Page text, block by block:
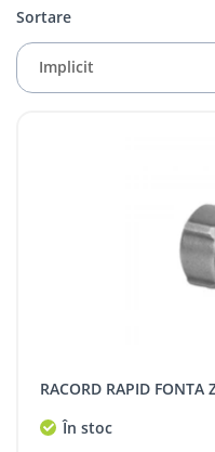
Sortare
Implicit
RACORD RAPID FONTA
În stoc